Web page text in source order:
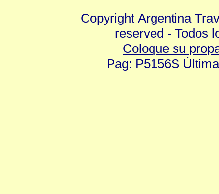
Copyright Argentina
reserved - Todos
Coloque su
Pag: P5156S